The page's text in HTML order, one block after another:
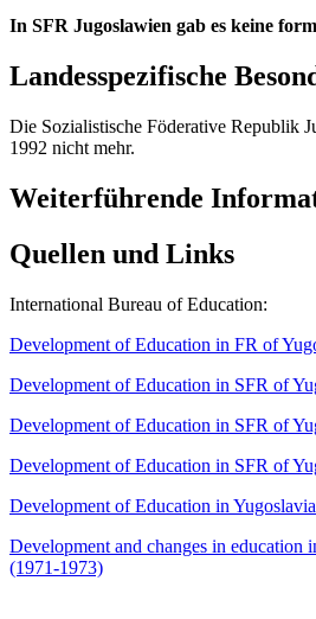
In SFR Jugoslawien gab es keine
Landesspezifische
Die Sozialistische Föderative Republik
1992 nicht mehr.
Weiterführende
Quellen und Links
International Bureau of Education:
Development of Education in FR of
Development of Education in SFR of
Development of Education in SFR of
Development of Education in SFR of
Development of Education in
Development and changes in education
(1971-1973)